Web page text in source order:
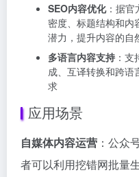
SEO内容优化：据官
密度、标题结构和内
潜力，提升内容的自
多语言内容支持 ：
成、互译转换和跨语
求
应用场景
自媒体内容运营 ：公众
者可以利用挖错网批量